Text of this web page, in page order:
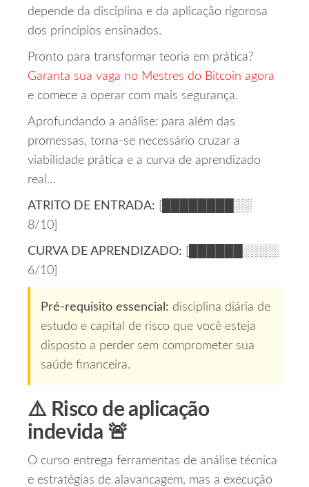
depende da disciplina e da aplicação rigorosa
dos princípios ensinados.
Pronto para transformar teoria em prática?
Garanta sua vaga no Mestres do Bitcoin agora
e comece a operar com mais segurança.
Aprofundando a análise: para além das
promessas, torna-se necessário cruzar a
viabilidade prática e a curva de aprendizado
real…
ATRITO DE ENTRADA: [████████░░
8/10]
CURVA DE APRENDIZADO: [██████░░░░
6/10]
Pré‑requisito essencial: disciplina diária de
estudo e capital de risco que você esteja
disposto a perder sem comprometer sua
saúde financeira.
⚠️ Risco de aplicação
indevida 🚨
O curso entrega ferramentas de análise técnica
e estratégias de alavancagem, mas a execução